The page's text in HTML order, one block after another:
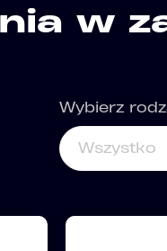
w
Wybierz
Wszystko